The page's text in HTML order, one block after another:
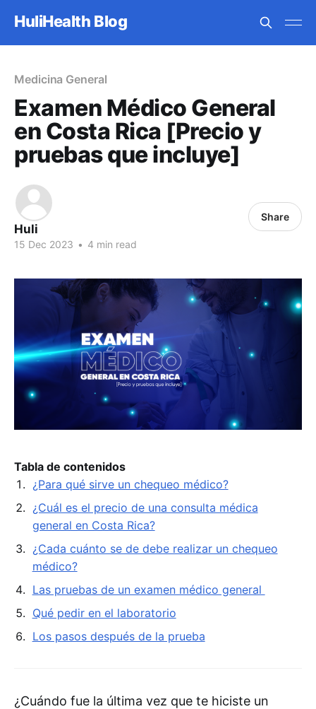
HuliHealth Blog
Medicina General
Examen Médico General
en Costa Rica [Precio y
pruebas que incluye]
Huli
15 Dec 2023 • 4 min read
Share
Tabla de contenidos
¿Para qué sirve un chequeo médico?
¿Cuál es el precio de una consulta médica
general en Costa Rica?
¿Cada cuánto se de debe realizar un chequeo
médico?
Las pruebas de un examen médico general
Qué pedir en el laboratorio
Los pasos después de la prueba
¿Cuándo fue la última vez que te hiciste un